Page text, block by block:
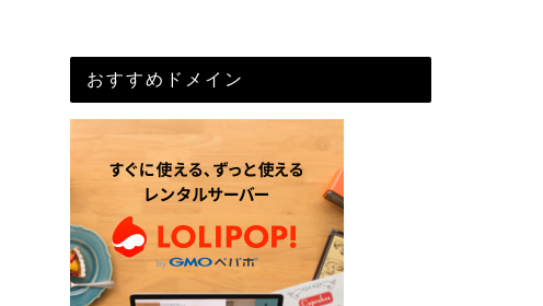
おすすめドメイン